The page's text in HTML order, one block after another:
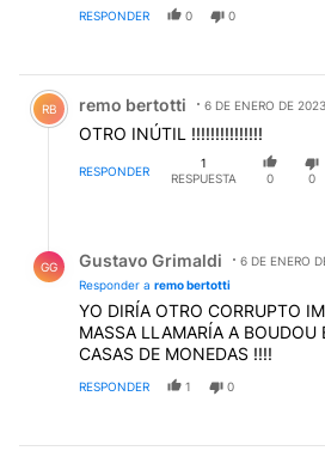
RESPONDER 0 0
Comentario de remo bertotti.
RB remo bertotti 6 DE ENERO DE 2023
OTRO INÚTIL !!!!!!!!!!!!!!!
RESPONDER
1
RESPUESTA
0 0
GG Gustavo Grimaldi
6 DE ENERO
Responder a remo bertotti
YO DIRÍA OTRO CORRUPTO
MASSA LLAMARÍA A BOUDOU
CASAS DE MONEDAS !!!!
RESPONDER 1 0